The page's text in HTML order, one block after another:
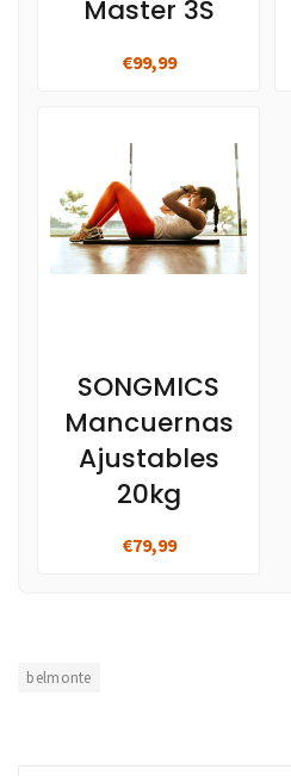
Master 3S
€99,99
SONGMICS
Mancuernas
Ajustables
20kg
€79,99
belmonte